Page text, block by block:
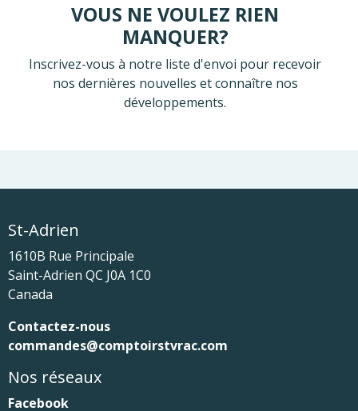
VOUS NE VOULEZ RIEN
MANQUER?
Inscrivez-vous à notre liste d'envoi pour recevoir
nos dernières nouvelles et connaître nos
développements.
St-Adrien
1610B Rue Principale
Saint-Adrien QC J0A 1C0
Canada
Contactez-nous
commandes@comptoirstvrac.com
Nos réseaux
Facebook